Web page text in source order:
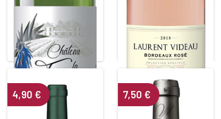
CHÂTEAU LA FRANCE LE
COQ BLANC
White • 2019
BORDEAUX BLANC
Alcohol content : 13°
LAURENT VIDEAU ROSÉ
Rosé • 2021
4,90 € 7,50 €